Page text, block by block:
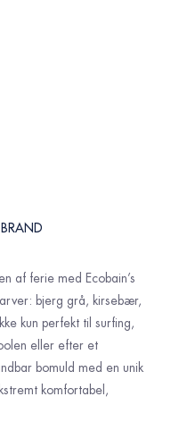
BRAND
af ferie med Ecobain’s
bjerg grå, kirsebær,
kun perfekt til surfing,
eller efter et
bomuld med en unik
komfortabel,